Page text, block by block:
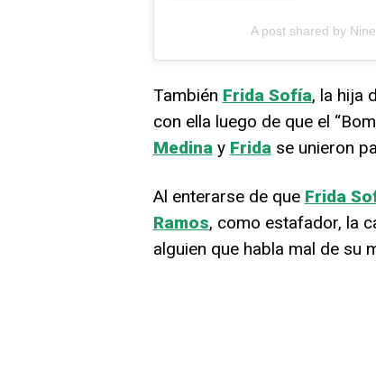
A post shared by
También Frida Sofía, la hija
con ella luego de que el
Medinay Fridase unieron
Al enterarse de que Frida
Ramos, como estafador, la
alguien que habla mal de su